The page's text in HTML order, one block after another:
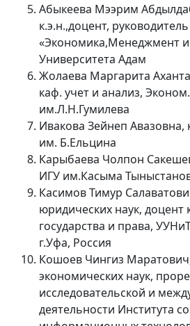
Абыкеева Мээрим
к.э.н.,доцент,
«Экономика,Менеджмент
Университета Адам
Жолаева Маргарита
каф. учет и анализ,
им.Л.Н.Гумилева
Ивакова Зейнеп Авазовна,
им. Б.Ельцина
Карыбаева Чолпон
ИГУ им.Касыма
Касимов Тимур
юридических наук,
государства и права,
г.Уфа, Россия
Кошоев Чингиз
экономических наук,
исследовательской и
деятельности Института